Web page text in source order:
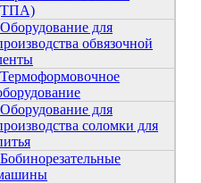
Оборудование для
обвязочной
Термоформовочное
Оборудование для
соломки для
Бобинорезательные